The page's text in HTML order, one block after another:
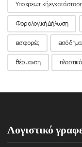
Υποχρεωτική
Φορολογική Δήλωση
εισφορές εισόδημα
θέρμανση
Λογιστικό